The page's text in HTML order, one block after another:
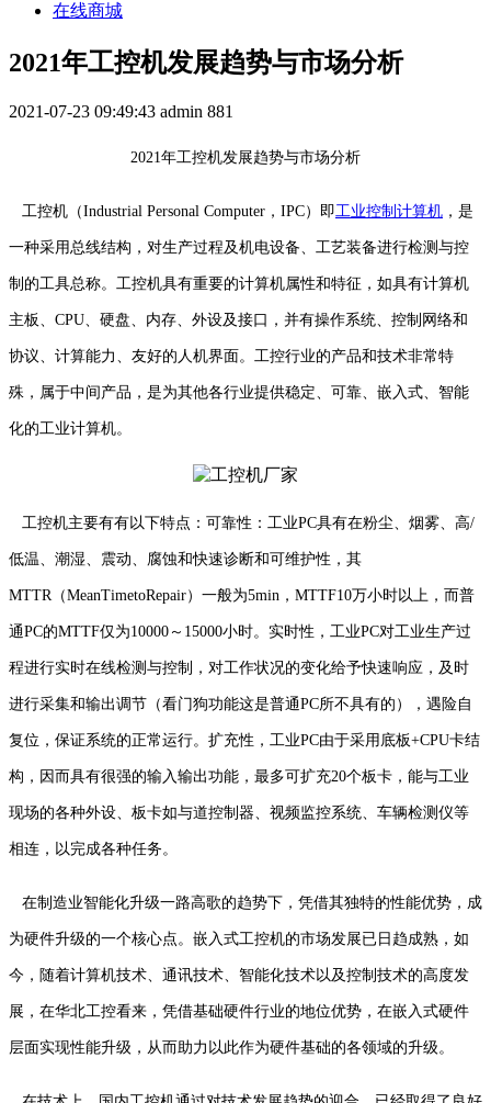
在线商城
2021年工控机发展趋势与市场分析
2021-07-23 09:49:43 admin 881
2021年工控机发展趋势与市场分析
工控机（Industrial Personal Computer，IPC）即工业控制计算机 ，是
一种采用总线结构，对生产过程及机电设备、工艺装备进行检测与控
制的工具总称。工控机具有重要的计算机属性和特征，如具有计算机
主板、CPU、硬盘、内存、外设及接口，并有操作系统、控制网络和
协议、计算能力、友好的人机界面。工控行业的产品和技术非常特
殊，属于中间产品，是为其他各行业提供稳定、可靠、嵌入式、智能
化的工业计算机。
工控机主要有有以下特点：可靠性：工业PC具有在粉尘、烟雾、高/
低温、潮湿、震动、腐蚀和快速诊断和可维护性，其
MTTR（MeanTimetoRepair）一般为5min，MTTF10万小时以上，而普
通PC的MTTF仅为10000～15000小时。实时性，工业PC对工业生产过
程进行实时在线检测与控制，对工作状况的变化给予快速响应，及时
进行采集和输出调节（看门狗功能这是普通PC所不具有的），遇险自
复位，保证系统的正常运行。扩充性，工业PC由于采用底板+CPU卡结
构，因而具有很强的输入输出功能，最多可扩充20个板卡，能与工业
现场的各种外设、板卡如与道控制器、视频监控系统、车辆检测仪等
相连，以完成各种任务。
在制造业智能化升级一路高歌的趋势下，凭借其独特的性能优势，成
为硬件升级的一个核心点。嵌入式工控机的市场发展已日趋成熟，如
今，随着计算机技术、通讯技术、智能化技术以及控制技术的高度发
展，在华北工控看来，凭借基础硬件行业的地位优势，在嵌入式硬件
层面实现性能升级，从而助力以此作为硬件基础的各领域的升级。